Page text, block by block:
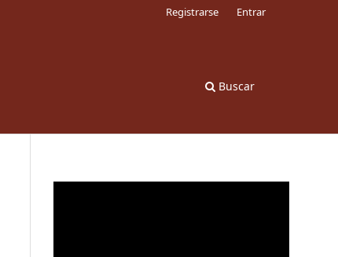
Buscar
Registrarse Entrar